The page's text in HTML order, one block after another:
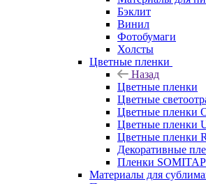
Бэклит
Винил
Фотобумаги
Холсты
Цветные пленки
Назад
Цветные пленки
Цветные
Цветные пленки
Цветные пленки
Цветные пленки
Декоративные
Пленки
Материалы для